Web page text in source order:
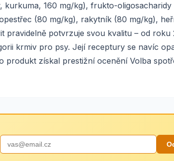
160 mg/kg), frukto-oligosacharidy
(80 mg/kg), rakytník (80 mg/kg),
pravidelně potvrzuje svou kvalitu – od roku
krmiv pro psy. Její receptury se navíc
produkt získal prestižní ocenění Volba